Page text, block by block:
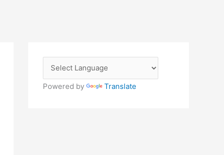
Powered by Translate